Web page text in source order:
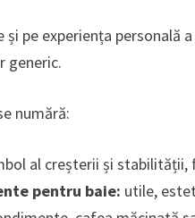
pe experiența personală
generic.
numără:
al creșterii și
pentru baie: utile,